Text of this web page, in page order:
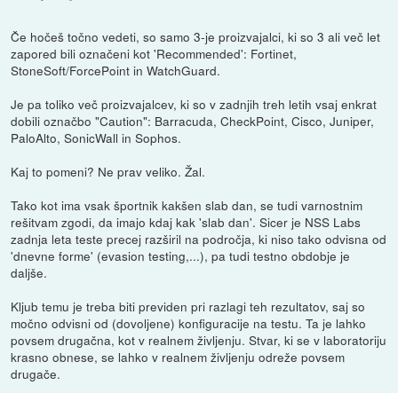
Če hočeš točno vedeti, so samo 3-je proizvajalci, ki so 3 ali več let
zapored bili označeni kot 'Recommended': Fortinet,
StoneSoft/ForcePoint in WatchGuard.
Je pa toliko več proizvajalcev, ki so v zadnjih treh letih vsaj enkrat
dobili označbo "Caution": Barracuda, CheckPoint, Cisco, Juniper,
PaloAlto, SonicWall in Sophos.
Kaj to pomeni? Ne prav veliko. Žal.
Tako kot ima vsak športnik kakšen slab dan, se tudi varnostnim
rešitvam zgodi, da imajo kdaj kak 'slab dan'. Sicer je NSS Labs
zadnja leta teste precej razširil na področja, ki niso tako odvisna od
'dnevne forme' (evasion testing,...), pa tudi testno obdobje je
daljše.
Kljub temu je treba biti previden pri razlagi teh rezultatov, saj so
močno odvisni od (dovoljene) konfiguracije na testu. Ta je lahko
povsem drugačna, kot v realnem življenju. Stvar, ki se v laboratoriju
krasno obnese, se lahko v realnem življenju odreže povsem
drugače.